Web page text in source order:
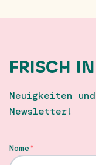
FRISCH
Neuigkeiten
Newsletter!
Nome